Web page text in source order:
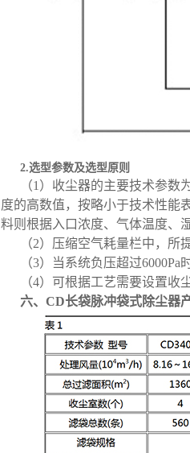
2.选型参数及选型原则
（1）收尘器的主要技术参
度的高数值，按略小于技术性能
料则根据入口浓度、气体温度、
（2）压缩空气耗量栏中，所
（3）当系统负压超过
（4）可根据工艺需要设置收
六、CD长袋脉冲袋式除尘器